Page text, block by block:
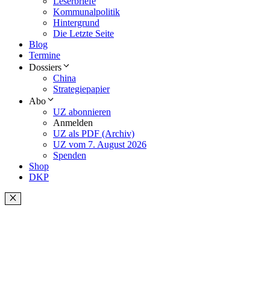
Kommunalpolitik
Hintergrund
Die Letzte Seite
Blog
Termine
Dossiers
China
Strategiepapier
Abo
UZ abonnieren
Anmelden
UZ als PDF (Archiv)
UZ vom 7. August 2026
Spenden
Shop
DKP
Schließen